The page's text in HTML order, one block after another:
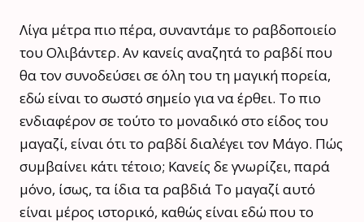
Λίγα μέτρα πιο πέρα, συναντάμε το ραβδοποιείο
του Ολιβάντερ. Αν κανείς αναζητά το ραβδί που
θα τον συνοδεύσει σε όλη του τη μαγική πορεία,
εδώ είναι το σωστό σημείο για να έρθει. Το πιο
ενδιαφέρον σε τούτο το μοναδικό στο είδος του
μαγαζί, είναι ότι το ραβδί διαλέγει τον Μάγο. Πώς
συμβαίνει κάτι τέτοιο; Κανείς δε γνωρίζει, παρά
μόνο, ίσως, τα ίδια τα ραβδιά Το μαγαζί αυτό
είναι μέρος ιστορικό, καθώς είναι εδώ που το